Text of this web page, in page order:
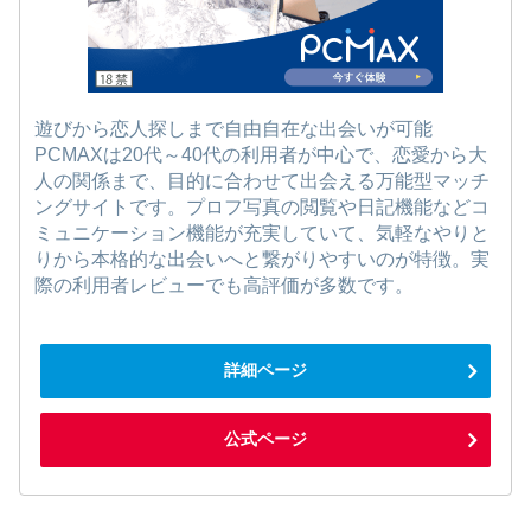
遊びから恋人探しまで自由自在な出会いが可能
PCMAXは20代～40代の利用者が中心で、恋愛から大
人の関係まで、目的に合わせて出会える万能型マッチ
ングサイトです。プロフ写真の閲覧や日記機能などコ
ミュニケーション機能が充実していて、気軽なやりと
りから本格的な出会いへと繋がりやすいのが特徴。実
際の利用者レビューでも高評価が多数です。
詳細ページ
公式ページ